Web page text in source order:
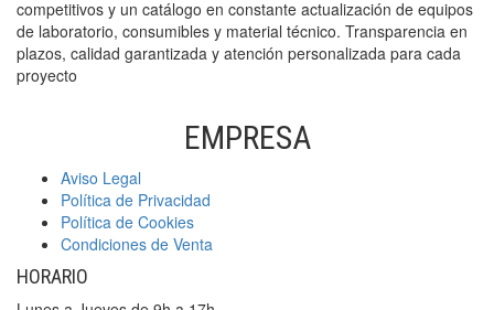
competitivos y un catálogo en constante actualización de equipos
de laboratorio, consumibles y material técnico. Transparencia en
plazos, calidad garantizada y atención personalizada para cada
proyecto
EMPRESA
Aviso Legal
Política de Privacidad
Política de Cookies
Condiciones de Venta
HORARIO